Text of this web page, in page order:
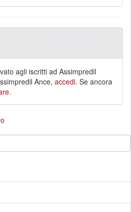
agli iscritti ad Assimpredil
Ance, accedi. Se ancora
.